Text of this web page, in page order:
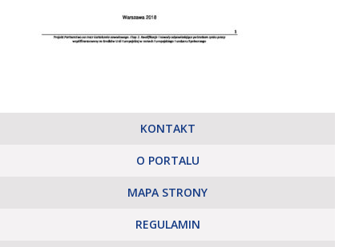
KONTAKT
O PORTALU
MAPA STRONY
REGULAMIN